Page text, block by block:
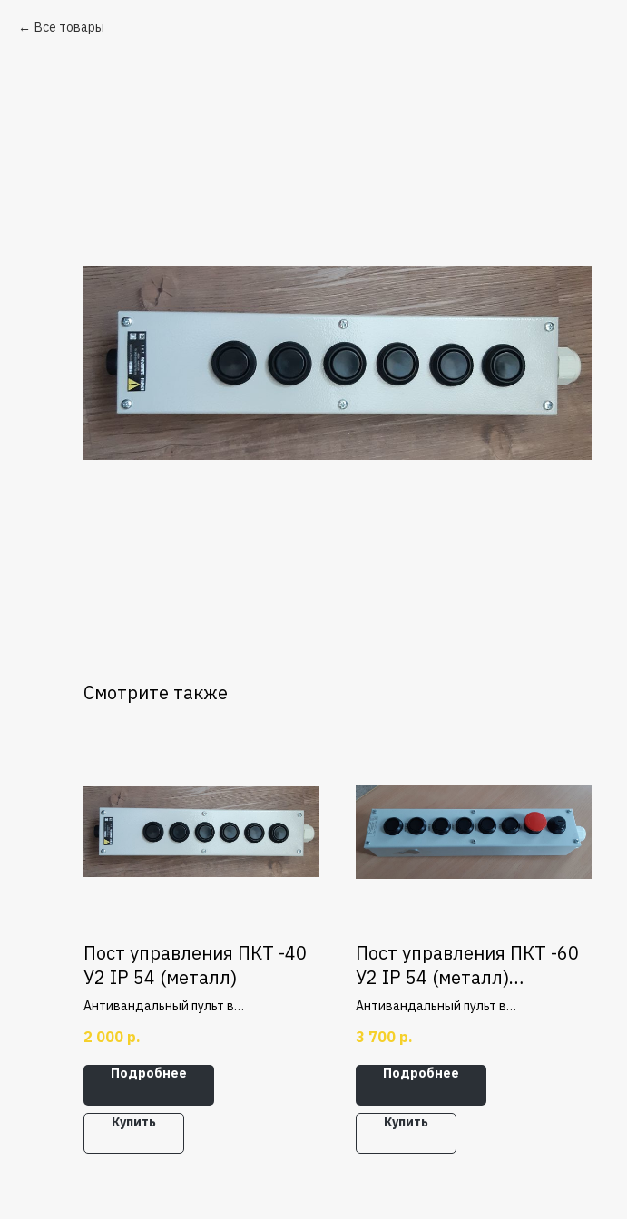
Все товары
Смотрите также
Пост управления ПКТ -40
У2 IP 54 (металл)
Антивандальный пульт в
2 000 р.
Подробнее
Купить
Пост управления ПКТ -60
У2 IP 54 (металл)
+Пуск+Стоп
Антивандальный пульт в
кнопкой ПУСК и аварийной кнопкой
СТОП
3 700 р.
Подробнее
Купить